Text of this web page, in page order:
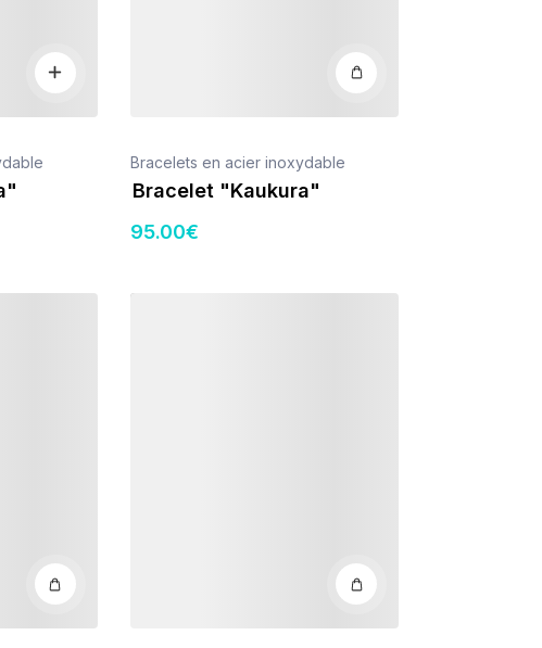
Bracelets en acier inoxydable
Bracelet "Kaukura"
95.00€